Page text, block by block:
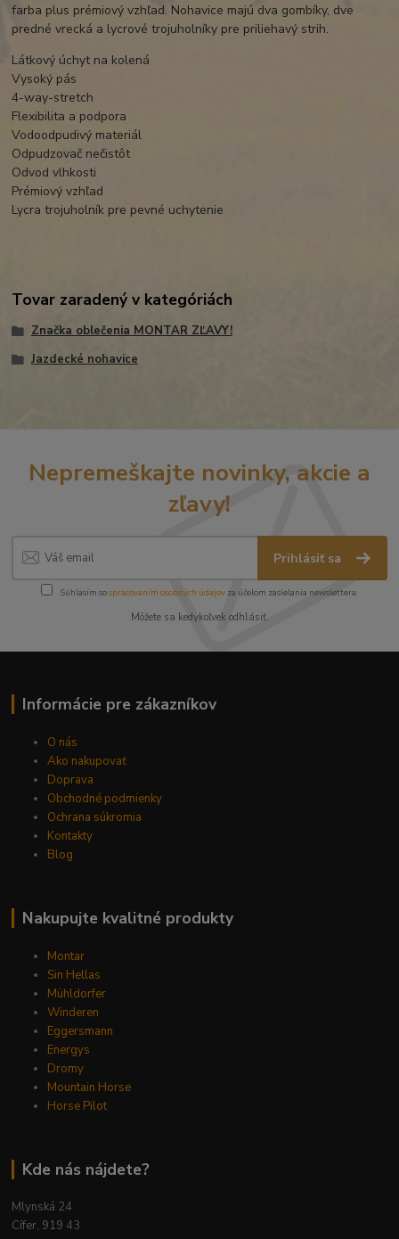
farba plus prémiový vzhľad. Nohavice majú dva gombíky, dve
predné vrecká a lycrové trojuholníky pre priliehavý strih.
Látkový úchyt na kolená
Vysoký pás
4-way-stretch
Flexibilita a podpora
Vodoodpudivý materiál
Odpudzovač nečistôt
Odvod vlhkosti
Prémiový vzhľad
Lycra trojuholník pre pevné uchytenie
Tovar zaradený v kategóriách
Značka oblečenia MONTAR ZĽAVY!
Jazdecké nohavice
Nepremeškajte novinky, akcie a
zľavy!
Prihlásiť sa
Súhlasím sospracovaním osobných údajov za účelom zasielania newslettera.
Môžete sa kedykoľvek odhlásiť.
Informácie pre zákazníkov
O nás
Ako nakupovať
Doprava
Obchodné podmienky
Ochrana súkromia
Kontakty
Blog
Nakupujte kvalitné produkty
Montar
Sin Hellas
Mühldorfer
Winderen
Eggersmann
Energys
Dromy
Mountain Horse
Horse Pilot
Kde nás nájdete?
Mlynská 24
Cífer, 919 43